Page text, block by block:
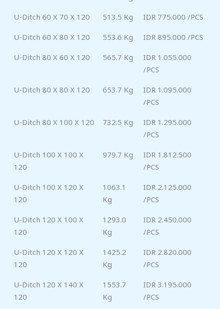
U-Ditch 60 X 70 X 120 513.5 Kg IDR 775.000 /PCS
U-Ditch 60 X 80 X 120 553.6 Kg IDR 895.000 /PCS
U-Ditch 80 X 60 X 120 565.7 Kg
IDR 1.055.000
/PCS
U-Ditch 80 X 80 X 120 653.7 Kg
IDR 1.095.000
/PCS
U-Ditch 80 X 100 X 120 732.5 Kg
IDR 1.295.000
/PCS
U-Ditch 100 X 100 X
120
979.7 Kg
IDR 1.812.500
/PCS
U-Ditch 100 X 120 X
120
1063.1
Kg
IDR 2.125.000
/PCS
U-Ditch 120 X 100 X
120
1293.0
Kg
IDR 2.450.000
/PCS
U-Ditch 120 X 120 X
120
1425.2
Kg
IDR 2.820.000
/PCS
U-Ditch 120 X 140 X
120
1553.7
Kg
IDR 3.195.000
/PCS